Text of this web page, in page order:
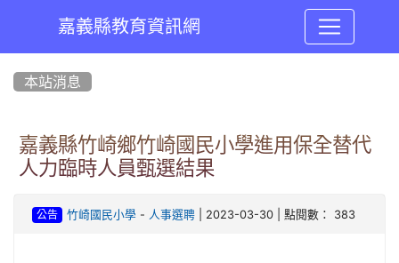
嘉義縣教育資訊網
本站消息
嘉義縣竹崎鄉竹崎國民小學進用保全替代
人力臨時人員甄選結果
公告 竹崎國民小學- 人事選聘| 2023-03-30 | 點閱數： 383